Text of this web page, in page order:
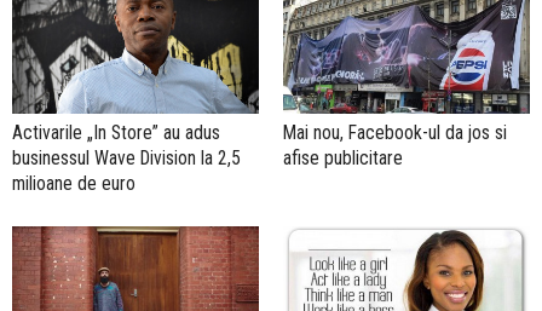
Activarile „In Store” au adus
businessul Wave Division la 2,5
milioane de euro
Mai nou, Facebook-ul da jos si
afise publicitare